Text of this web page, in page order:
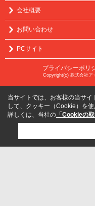
会社概要
お問い合わせ
PCサイト
プライバシーポリ
Copyright(c) 株式会社ア
当サイトでは、お客様の当サ
して、クッキー（Cookie）を使
詳しくは、当社の 「Cookieの